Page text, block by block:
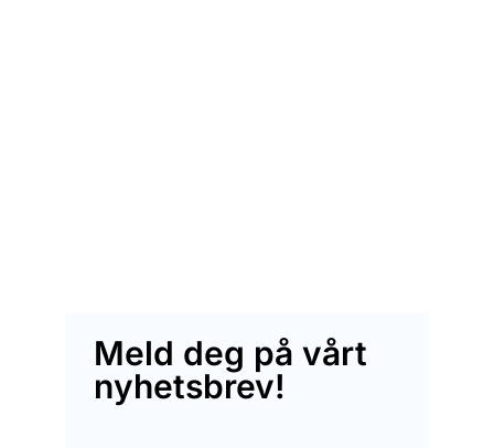
Meld deg på vårt
nyhetsbrev!